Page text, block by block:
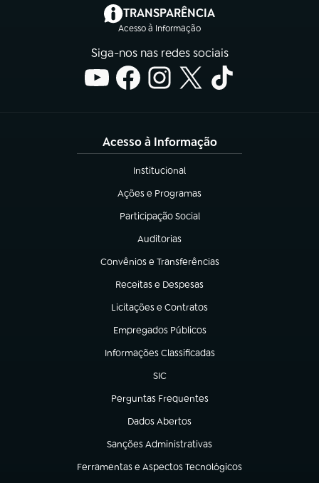
TRANSPARÊNCIA
Acesso à Informação
(abre em nova aba)
Siga-nos nas redes sociais
Acesso à Informação
Institucional
(abre em nova aba)
Ações e Programas
(abre em nova aba)
Participação Social
(abre em nova aba)
Auditorias
(abre em nova aba)
Convênios e Transferências
(abre em nova aba)
Receitas e Despesas
(abre em nova aba)
Licitações e Contratos
(abre em nova aba)
Empregados Públicos
(abre em nova aba)
Informações Classificadas
(abre em nova aba)
SIC
(abre em nova aba)
Perguntas Frequentes
(abre em nova aba)
Dados Abertos
(abre em nova aba)
Sanções Administrativas
(abre em nova aba)
Ferramentas e Aspectos Tecnológicos
(abre em nova aba)